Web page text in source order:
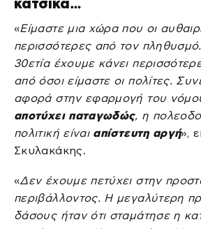
«Είμαστε μια χώρα που οι
περισσότερες από τον
30ετία έχουμε κάνει
από όσοι είμαστε οι πολίτες.
αφορά στην εφαρμογή του
αποτύχει παταγωδώς, η
πολιτική είναι απίστευτη αργή»,
Σκυλακάκης.
«Δεν έχουμε πετύχει στην
περιβάλλοντος. Η μεγαλύτερη
δάσους ήταν ότι σταμάτησε η